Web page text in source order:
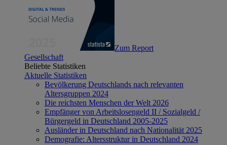
Zum Report
Gesellschaft
Beliebte Statistiken
Aktuelle Statistiken
Bevölkerung Deutschlands nach relevanten
Altersgruppen 2024
Die reichsten Menschen der Welt 2026
Empfänger von Arbeitslosengeld II / Sozialgeld /
Bürgergeld in Deutschland 2005-2025
Ausländer in Deutschland nach Nationalität 2025
Demografie: Altersstruktur in Deutschland 2024